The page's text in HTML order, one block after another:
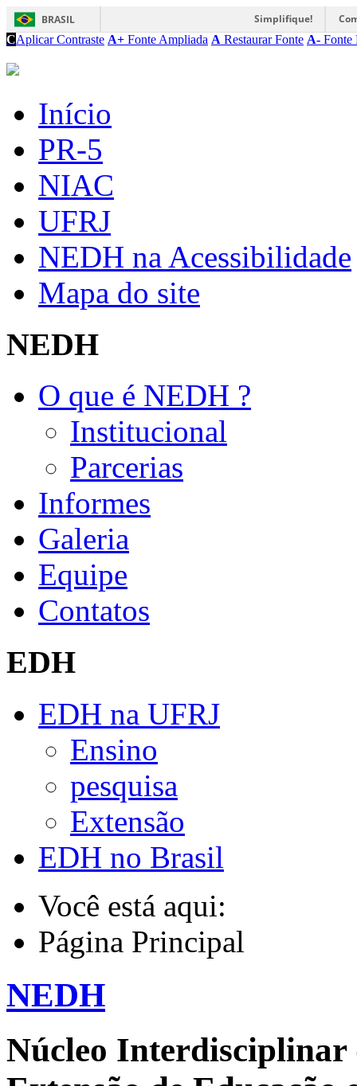
BRASIL Simplifique!
CAplicar Contraste A+ Fonte Ampliada A Restaurar Fonte A- Fonte
Início
PR-5
NIAC
UFRJ
NEDH na Acessibilidade
Mapa do site
NEDH
O que é NEDH ?
Institucional
Parcerias
Informes
Galeria
Equipe
Contatos
EDH
EDH na UFRJ
Ensino
pesquisa
Extensão
EDH no Brasil
Você está aqui:
Página Principal
NEDH
Núcleo Interdisciplinar